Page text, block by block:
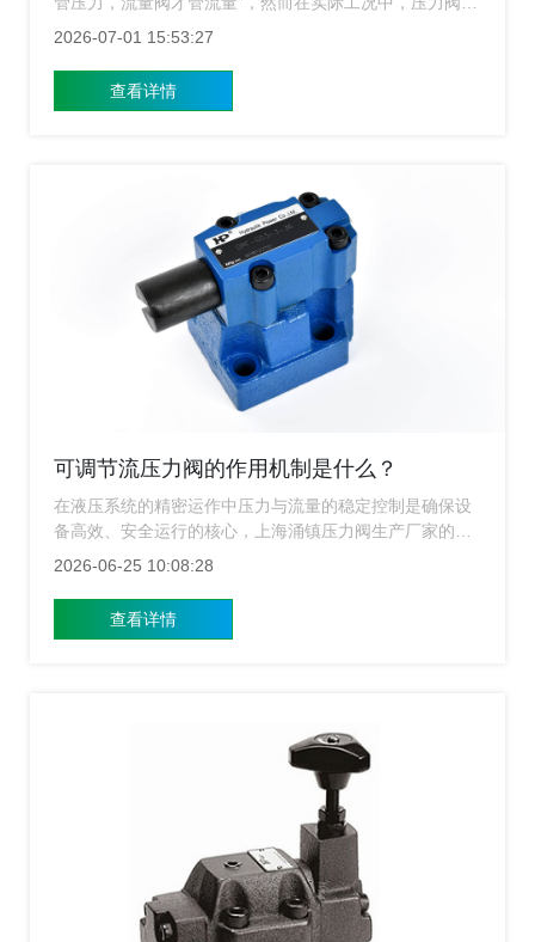
往是实现精准流量控制不可或缺的幕后英雄，上海涌镇压
如何通过巧妙的机制间接却高效地掌控流体命运。
2026-07-01 15:53:27
查看详情
可调节流压力阀的作用机制是什么？
在液压系统的精密运作中压力与流量的稳定控制是确保设
备高效、安全运行的核心，上海涌镇压力阀生产厂家的核
心产品，可调节流压力阀凭借卓越的性能，成为众多工业
实现精准控制的呢？
2026-06-25 10:08:28
查看详情